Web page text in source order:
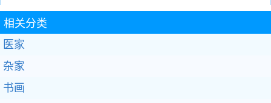
相关分类
医家
杂家
书画